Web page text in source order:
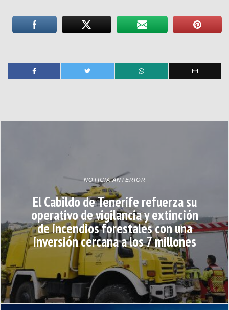
NOTICIA ANTERIOR
El Cabildo de Tenerife refuerza su
operativo de vigilancia y extinción
de incendios forestales con una
inversión cercana a los 7 millones